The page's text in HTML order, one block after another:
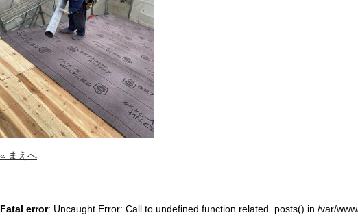
« まえへ
Fatal error: Uncaught Error: Call to undefined function related_posts() in /var/